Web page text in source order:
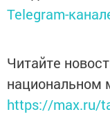
Telegram-
Читайте
национальном
https://max.ru/